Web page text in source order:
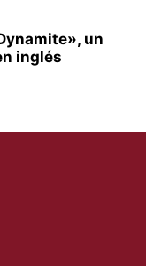
un
inglés